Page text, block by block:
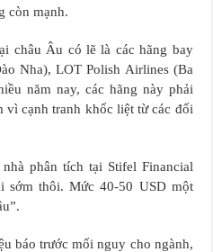
còn mạnh.
châu Âu có lẽ là các hãng bay
Nha), LOT Polish Airlines (Ba
năm nay, các hãng này phải
cạnh tranh khốc liệt từ các đối
phân tích tại Stifel Financial
sớm thôi. Mức 40-50 USD một
báo trước mối nguy cho ngành,